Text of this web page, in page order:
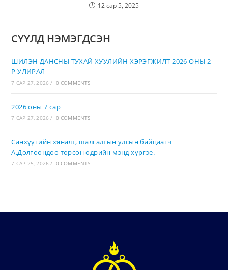
12 сар 5, 2025
СҮҮЛД НЭМЭГДСЭН
ШИЛЭН ДАНСНЫ ТУХАЙ ХУУЛИЙН ХЭРЭГЖИЛТ 2026 ОНЫ 2-
Р УЛИРАЛ
7 САР 27, 2026 / 0 COMMENTS
2026 оны 7 сар
7 САР 27, 2026 / 0 COMMENTS
Санхүүгийн хяналт, шалгалтын улсын байцаагч
А.Дөлгөөндөө төрсөн өдрийн мэнд хүргэе.
7 САР 25, 2026 / 0 COMMENTS